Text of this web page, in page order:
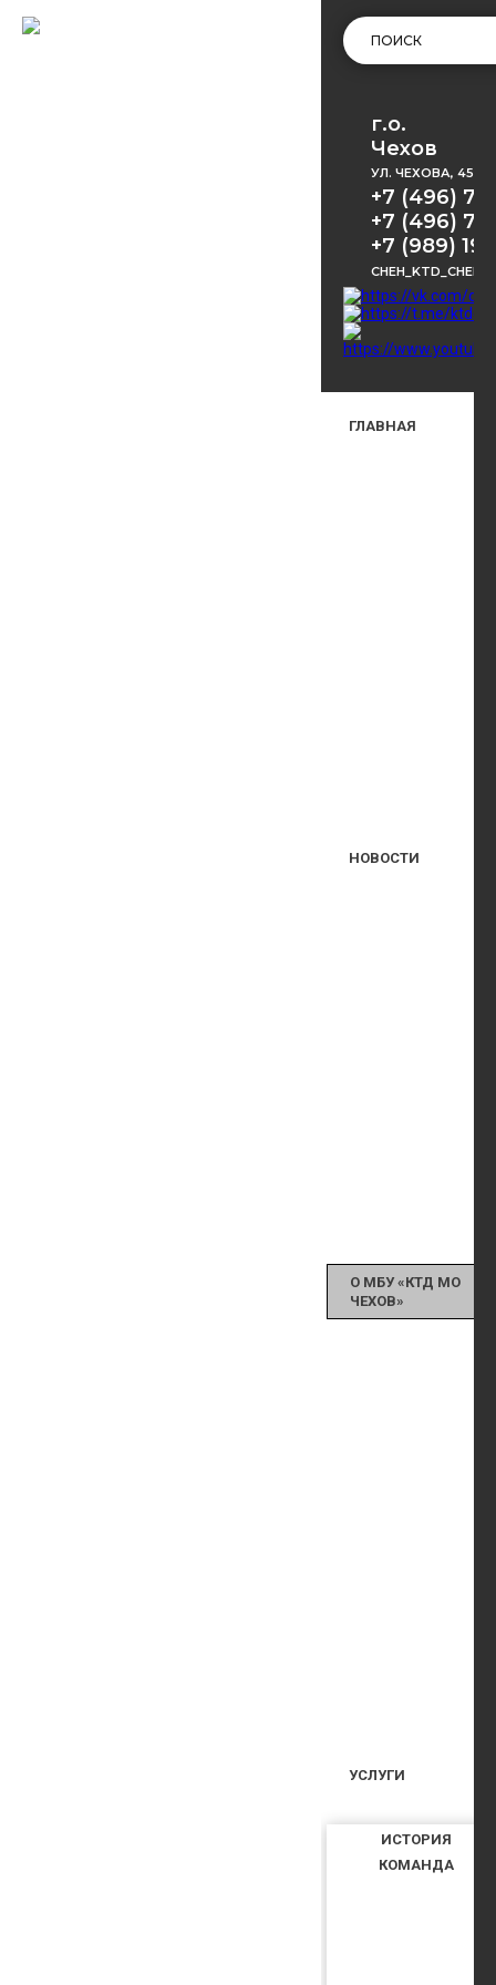
г.о.
Чехов
УЛ. ЧЕХОВА, 45
+7 (496)
+7 (496)
+7 (989)
ГЛАВНАЯ
НОВОСТИ
О МБУ «КТД МО
ЧЕХОВ»
ИСТОРИЯ
КОМАНДА
УСЛУГИ